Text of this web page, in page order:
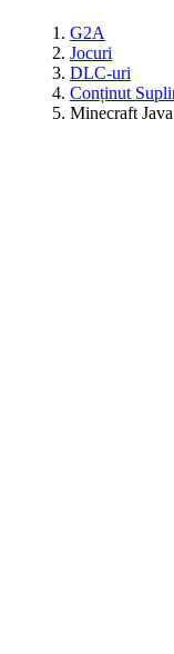
G2A
Jocuri
DLC-uri
Conținut
Minecraft